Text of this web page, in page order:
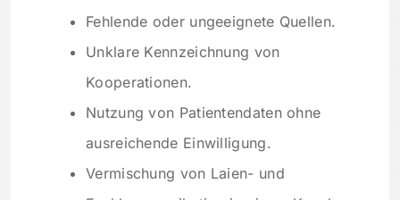
Fehlende oder ungeeignete Quellen.
Unklare Kennzeichnung von
Kooperationen.
Nutzung von Patientendaten ohne
ausreichende Einwilligung.
Vermischung von Laien- und